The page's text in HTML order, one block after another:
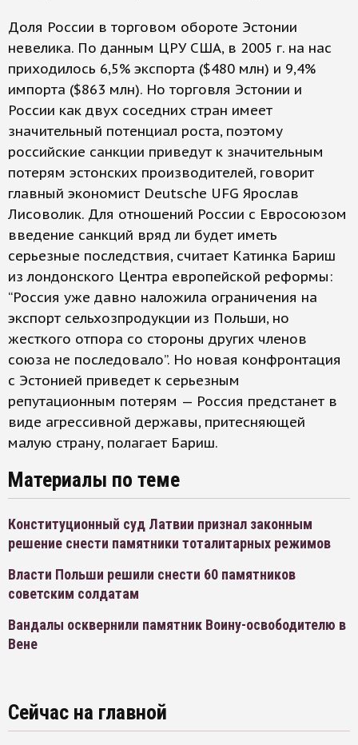
Доля России в торговом обороте Эстонии
невелика. По данным ЦРУ США, в 2005 г. на нас
приходилось 6,5% экспорта ($480 млн) и 9,4%
импорта ($863 млн). Но торговля Эстонии и
России как двух соседних стран имеет
значительный потенциал роста, поэтому
российские санкции приведут к значительным
потерям эстонских производителей, говорит
главный экономист Deutsche UFG Ярослав
Лисоволик. Для отношений России с Евросоюзом
введение санкций вряд ли будет иметь
серьезные последствия, считает Катинка Бариш
из лондонского Центра европейской реформы:
“Россия уже давно наложила ограничения на
экспорт сельхозпродукции из Польши, но
жесткого отпора со стороны других членов
союза не последовало”. Но новая конфронтация
с Эстонией приведет к серьезным
репутационным потерям — Россия предстанет в
виде агрессивной державы, притесняющей
малую страну, полагает Бариш.
Материалы по теме
Конституционный суд Латвии признал законным
решение снести памятники тоталитарных режимов
Власти Польши решили снести 60 памятников
советским солдатам
Вандалы осквернили памятник Воину-освободителю в
Вене
Сейчас на главной